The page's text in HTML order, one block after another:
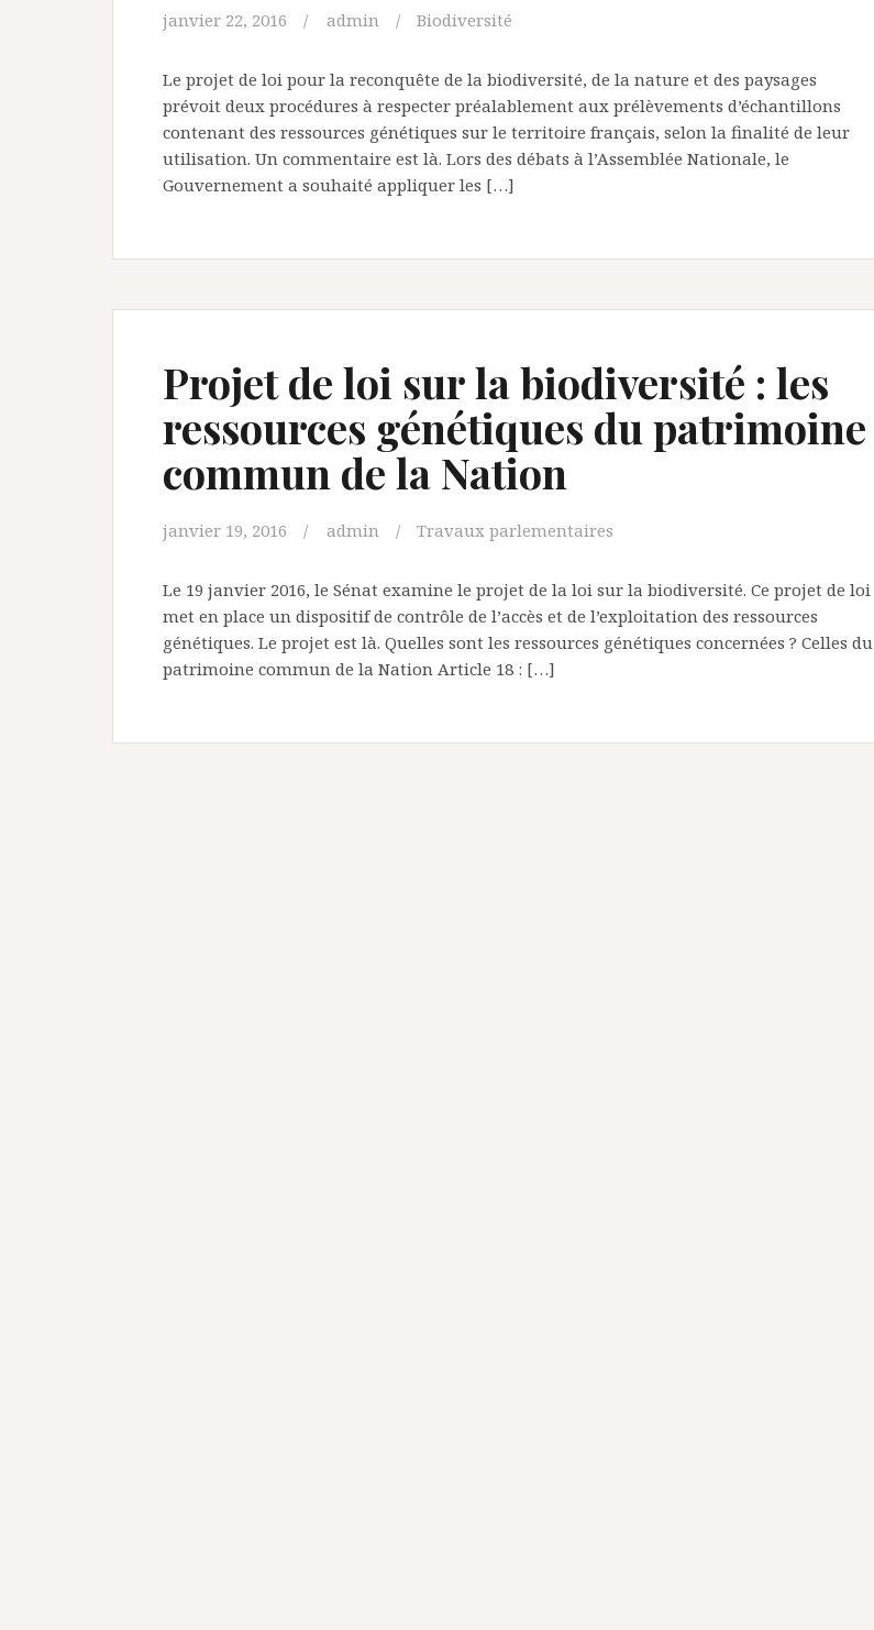
janvier 22, 2016 admin Biodiversité
Le projet de loi pour la reconquête de la biodiversité, de la nature et des paysages
prévoit deux procédures à respecter préalablement aux prélèvements d’échantillons
contenant des ressources génétiques sur le territoire français, selon la finalité de leur
utilisation. Un commentaire est là. Lors des débats à l’Assemblée Nationale, le
Gouvernement a souhaité appliquer les […]
Projet de loi sur la biodiversité : les
ressources génétiques du patrimoine
commun de la Nation
janvier 19, 2016 admin Travaux parlementaires
Le 19 janvier 2016, le Sénat examine le projet de la loi sur la biodiversité. Ce projet de loi
met en place un dispositif de contrôle de l’accès et de l’exploitation des ressources
génétiques. Le projet est là. Quelles sont les ressources génétiques concernées ? Celles du
patrimoine commun de la Nation Article 18 : […]